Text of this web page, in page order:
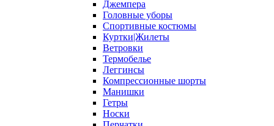
Джемпера
Головные уборы
Спортивные костюмы
Куртки|Жилеты
Ветровки
Термобелье
Леггинсы
Компрессионные шорты
Манишки
Гетры
Носки